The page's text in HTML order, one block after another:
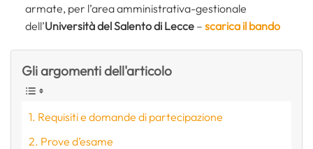
armate, per l’area amministrativa-gestionale
dell’Università del Salento di Lecce– scarica il bando
Gli argomenti dell'articolo
Requisiti e domande di partecipazione
Prove d’esame